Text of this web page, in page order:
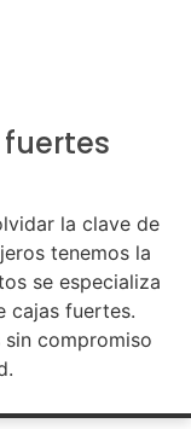
la clave de
tenemos la
se especializa
cajas fuertes.
compromiso